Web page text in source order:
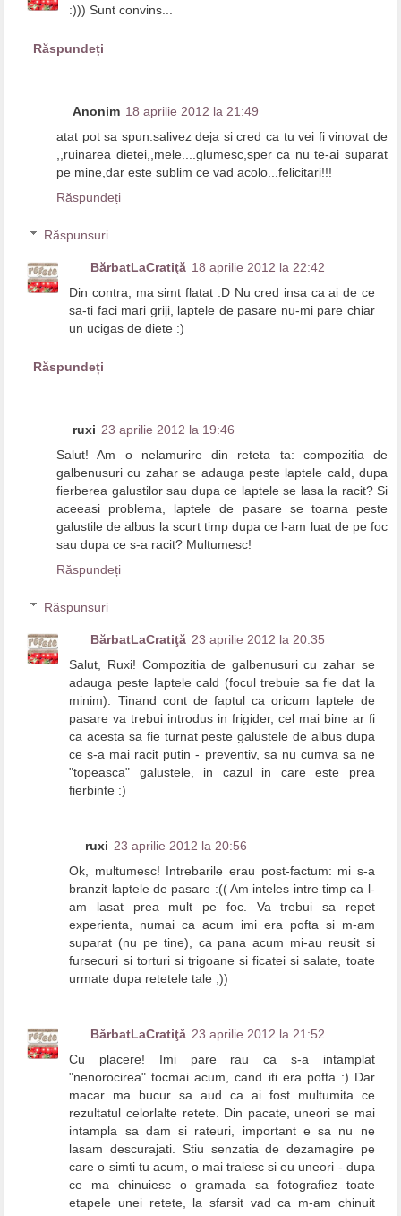
:))) Sunt convins...
Răspundeți
Anonim 18 aprilie 2012 la 21:49
atat pot sa spun:salivez deja si cred ca tu vei fi vinovat de
,,ruinarea dietei,,mele....glumesc,sper ca nu te-ai suparat
pe mine,dar este sublim ce vad acolo...felicitari!!!
Răspundeți
Răspunsuri
BărbatLaCratiţă 18 aprilie 2012 la 22:42
Din contra, ma simt flatat :D Nu cred insa ca ai de ce
sa-ti faci mari griji, laptele de pasare nu-mi pare chiar
un ucigas de diete :)
Răspundeți
ruxi 23 aprilie 2012 la 19:46
Salut! Am o nelamurire din reteta ta: compozitia de
galbenusuri cu zahar se adauga peste laptele cald, dupa
fierberea galustilor sau dupa ce laptele se lasa la racit? Si
aceeasi problema, laptele de pasare se toarna peste
galustile de albus la scurt timp dupa ce l-am luat de pe foc
sau dupa ce s-a racit? Multumesc!
Răspundeți
Răspunsuri
BărbatLaCratiţă 23 aprilie 2012 la 20:35
Salut, Ruxi! Compozitia de galbenusuri cu zahar se
adauga peste laptele cald (focul trebuie sa fie dat la
minim). Tinand cont de faptul ca oricum laptele de
pasare va trebui introdus in frigider, cel mai bine ar fi
ca acesta sa fie turnat peste galustele de albus dupa
ce s-a mai racit putin - preventiv, sa nu cumva sa ne
"topeasca" galustele, in cazul in care este prea
fierbinte :)
ruxi 23 aprilie 2012 la 20:56
Ok, multumesc! Intrebarile erau post-factum: mi s-a
branzit laptele de pasare :(( Am inteles intre timp ca l-
am lasat prea mult pe foc. Va trebui sa repet
experienta, numai ca acum imi era pofta si m-am
suparat (nu pe tine), ca pana acum mi-au reusit si
fursecuri si torturi si trigoane si ficatei si salate, toate
urmate dupa retetele tale ;))
BărbatLaCratiţă 23 aprilie 2012 la 21:52
Cu placere! Imi pare rau ca s-a intamplat
"nenorocirea" tocmai acum, cand iti era pofta :) Dar
macar ma bucur sa aud ca ai fost multumita ce
rezultatul celorlalte retete. Din pacate, uneori se mai
intampla sa dam si rateuri, important e sa nu ne
lasam descurajati. Stiu senzatia de dezamagire pe
care o simti tu acum, o mai traiesc si eu uneori - dupa
ce ma chinuiesc o gramada sa fotografiez toate
etapele unei retete, la sfarsit vad ca m-am chinuit